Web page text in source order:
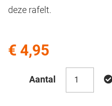
deze rafelt.
€ 4,95
Aantal